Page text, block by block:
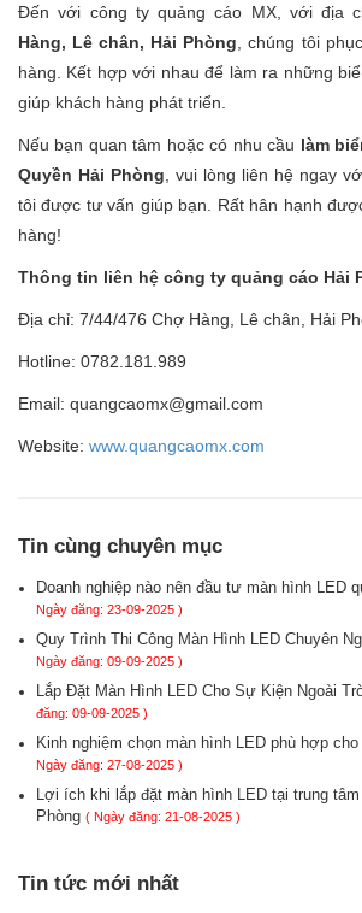
Đến với công ty quảng cáo MX, với địa
Hàng, Lê chân, Hải Phòng , chúng tôi
hàng. Kết hợp với nhau để làm ra những
giúp khách hàng phát triển.
Nếu bạn quan tâm hoặc có nhu cầu làm
Quyền Hải Phòng , vui lòng liên hệ ngay
tôi được tư vấn giúp bạn. Rất hân hạnh
hàng!
Thông tin liên hệ công ty quảng cáo Hải
Địa chỉ: 7/44/476 Chợ Hàng, Lê chân, Hải
Hotline: 0782.181.989
Email: quangcaomx@gmail.com
Website: www.quangcaomx.com
Tin cùng chuyên mục
Doanh nghiệp nào nên đầu tư màn hình LED
Ngày đăng: 23-09-2025 )
Quy Trình Thi Công Màn Hình LED Chuyên
Ngày đăng: 09-09-2025 )
Lắp Đặt Màn Hình LED Cho Sự Kiện Ngoài
đăng: 09-09-2025 )
Kinh nghiệm chọn màn hình LED phù hợp
Ngày đăng: 27-08-2025 )
Lợi ích khi lắp đặt màn hình LED tại trung
Phòng ( Ngày đăng: 21-08-2025 )
Tin tức mới nhất